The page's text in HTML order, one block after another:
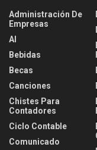
Administración De
Empresas
AI
Bebidas
Becas
Canciones
Chistes Para
Contadores
Ciclo Contable
Comunicado